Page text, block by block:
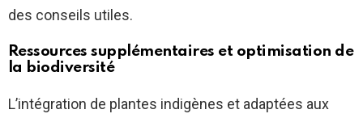
des conseils utiles.
Ressources supplémentaires et optimisation de
la biodiversité
L’intégration de plantes indigènes et adaptées aux